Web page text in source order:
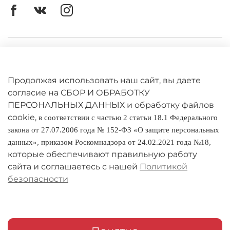
Политика конфиденциальности
Оплата и доставка
Условия обмена и возврата
Реквизиты
О компании
Мои заказы
Продолжая использовать наш сайт, вы даете
согласие на СБОР И ОБРАБОТКУ
ПЕРСОНАЛЬНЫХ ДАННЫХ и обработку файлов
cookie, в соответствии с частью 2 статьи 18.1 Федерального
закона от 27.07.2006 года № 152-ФЗ «О защите персональных
данных», приказом Роскомнадзора от 24.02.2021 года №18,
которые обеспечивают правильную работу
сайта и соглашаетесь с нашей Политикой
безопасности